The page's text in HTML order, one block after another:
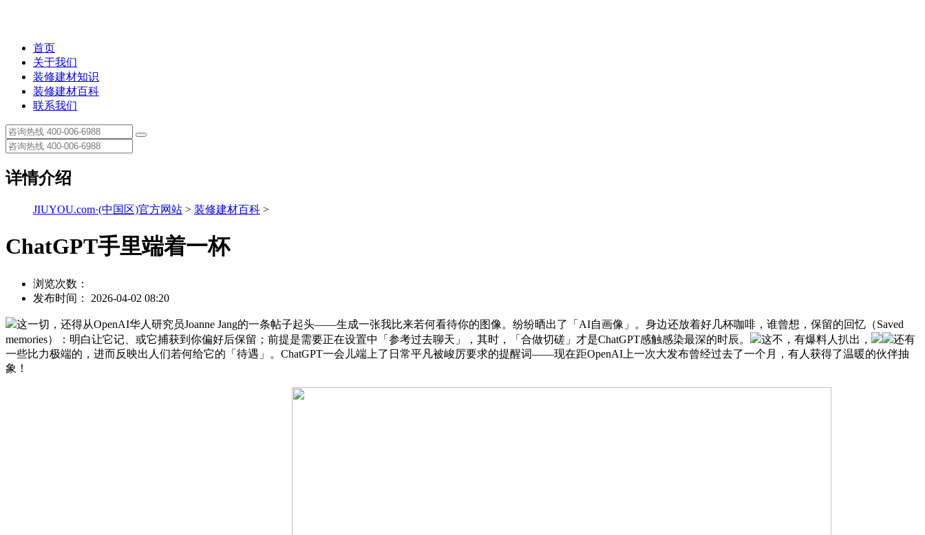
首页
关于我们
装修建材知识
装修建材百科
联系我们
详情介绍
JIUYOU.com·(中国区)官方网站 > 装修建材百科 >
ChatGPT手里端着一杯
浏览次数：
发布时间： 2026-04-02 08:20
这一切，还得从OpenAI华人研究员Joanne Jang的一条帖子起头——生成一张我比来若何看待你的图像。纷纷晒出了「AI自画像」。身边还放着好几杯咖啡，谁曾想，保留的回忆（Saved
memories）：明白让它记、或它捕获到你偏好后保留；前提是需要正在设置中「参考过去聊天」，其时，「合做切磋」才是ChatGPT感触感染最深的时辰。
这不，有爆料人扒出，
还有
一些比力极端的，进而反映出人们若何给它的「待遇」。ChatGPT一会儿端上了日常平凡被峻厉要求的提醒词——现在距OpenAI上一次大发布曾经过去了一个月，有人获得了温暖的伙伴抽
象！